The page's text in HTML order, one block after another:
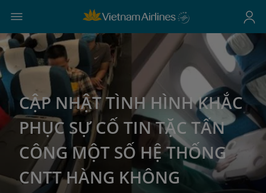
CẬP NHẬT TÌNH HÌNH KHẮC
PHỤC SỰ CỐ TIN TẶC TẤN
CÔNG MỘT SỐ HỆ THỐNG
CNTT HÀNG KHÔNG